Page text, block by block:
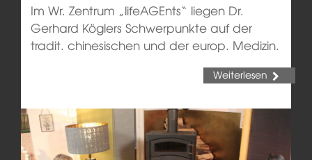
Im Wr. Zentrum „lifeAGEnts“ liegen Dr.
Gerhard Köglers Schwerpunkte auf der
tradit. chinesischen und der europ. Medizin.
Weiterlesen